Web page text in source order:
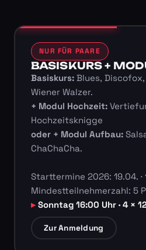
NUR FÜR PAARE
BASISKURS +
Basiskurs:Blues, Discofox,
Wiener Walzer.
+ Modul Hochzeit:
Hochzeitsknigge
oder + Modul Aufbau:
ChaChaCha.
Starttermine 2026: 19.04. ·
Mindestteilnehmerzahl: 5
Sonntag 16:00 Uhr · 4 ×
Zur Anmeldung